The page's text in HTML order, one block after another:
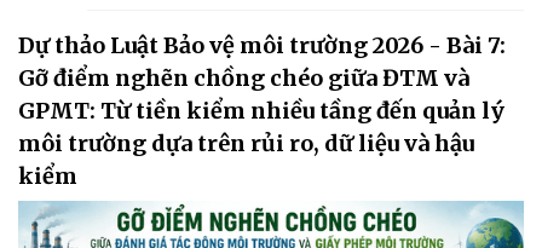
Dự thảo Luật Bảo vệ môi trường 2026 - Bài 7:
Gỡ điểm nghẽn chồng chéo giữa ĐTM và
GPMT: Từ tiền kiểm nhiều tầng đến quản lý
môi trường dựa trên rủi ro, dữ liệu và hậu
kiểm